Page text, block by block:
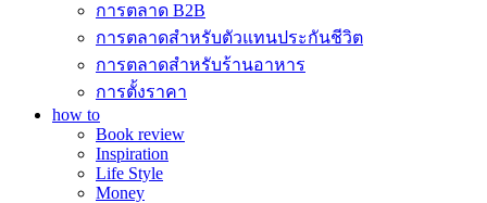
การตลาด B2B
การตลาดสำหรับตัวแทนประกันชีวิต
การตลาดสำหรับร้านอาหาร
การตั้งราคา
how to
Book review
Inspiration
Life Style
Money